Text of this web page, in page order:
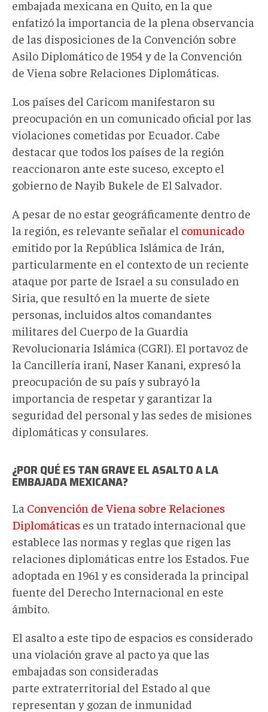
embajada mexicana en Quito, en la que
enfatizó la importancia de la plena observancia
de las disposiciones de la Convención sobre
Asilo Diplomático de 1954 y de la Convención
de Viena sobre Relaciones Diplomáticas.
Los países del Caricom manifestaron su
preocupación en un comunicado oficial por las
violaciones cometidas por Ecuador. Cabe
destacar que todos los países de la región
reaccionaron ante este suceso, excepto el
gobierno de Nayib Bukele de El Salvador.
A pesar de no estar geográficamente dentro de
la región, es relevante señalar el comunicado
emitido por la República Islámica de Irán,
particularmente en el contexto de un reciente
ataque por parte de Israel a su consulado en
Siria, que resultó en la muerte de siete
personas, incluidos altos comandantes
militares del Cuerpo de la Guardia
Revolucionaria Islámica (CGRI). El portavoz de
la Cancillería iraní, Naser Kanani, expresó la
preocupación de su país y subrayó la
importancia de respetar y garantizar la
seguridad del personal y las sedes de misiones
diplomáticas y consulares.
¿POR QUÉ ES TAN GRAVE EL ASALTO A LA
EMBAJADA MEXICANA?
La Convención de Viena sobre Relaciones
Diplomáticas es un tratado internacional que
establece las normas y reglas que rigen las
relaciones diplomáticas entre los Estados. Fue
adoptada en 1961 y es considerada la principal
fuente del Derecho Internacional en este
ámbito.
El asalto a este tipo de espacios es considerado
una violación grave al pacto ya que las
embajadas son consideradas
parte extraterritorial del Estado al que
representan y gozan de inmunidad